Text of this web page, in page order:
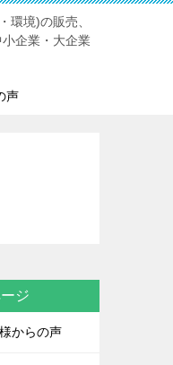
環境)の販売、
企業・大企業
声
ジ
からの声